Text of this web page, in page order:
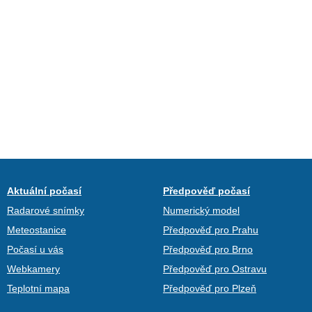
Aktuální počasí
Radarové snímky
Meteostanice
Počasí u vás
Webkamery
Teplotní mapa
Předpověď počasí
Numerický model
Předpověď pro Prahu
Předpověď pro Brno
Předpověď pro Ostravu
Předpověď pro Plzeň